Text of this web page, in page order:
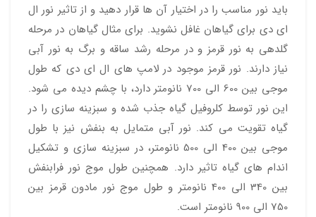
باید نور مناسب را در اختیار آن ها قرار دهید و از تاثیر نور ال
ای دی برای گیاهان غافل نشوید. برای مثال گیاهان در مرحله
گلدهی به نور قرمز و در مرحله رشد ساقه و برگ به نور آبی
نیاز دارند. نور قرمز موجود در لامپ های ال ای دی که طول
موجی بین 600 الی 700 نانومتر دارد، با چشم دیده می شود.
این نور توسط کلروفیل گیاه جذب شده و سبزینه سازی را در
گیاه تقویت می کند. نور آبی متمایل به بنفش نیز با طول
موجی بین 400 الی 500 نانومتر، در سبزینه سازی و تشکیل
اندام های گیاه تاثیر دارد. همچنین طول موج نور فرابنفش
بین 340 الی 400 نانومتر و طول موج نور مادون قرمز بین
750 الی 900 نانومتر است.